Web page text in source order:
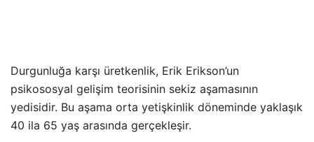
Durgunluğa karşı üretkenlik, Erik Erikson’un
psikososyal gelişim teorisinin sekiz aşamasının
yedisidir. Bu aşama orta yetişkinlik döneminde yaklaşık
40 ila 65 yaş arasında gerçekleşir.